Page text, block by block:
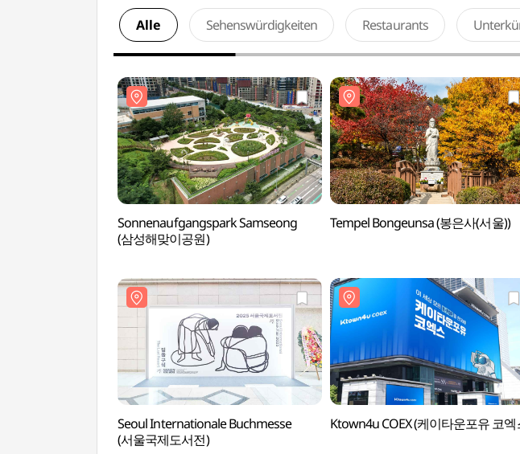
Alle Sehenswürdigkeiten Restaurants
Sonnenaufgangspark Samseong
(삼성해맞이공원)
Tempel Bongeunsa (봉은사(서울))
Seoul Internationale Buchmesse
(서울국제도서전)
Ktown4u COEX (케이타운포유 코엑